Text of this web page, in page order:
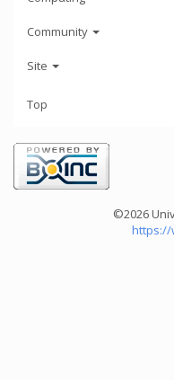
Community
Site
Top
©2026
https://